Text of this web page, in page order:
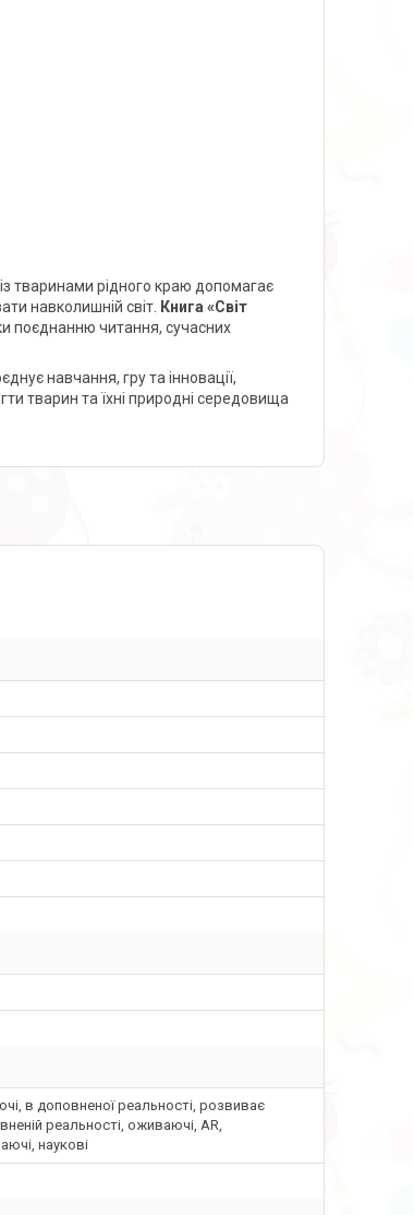
тваринами рідного краю допомагає
навколишній світ. Книга «Світ
поєднанню читання, сучасних
навчання, гру та інновації,
тварин та їхні природні середовища
в доповненої реальності, розвиває
реальності, оживаючі, AR,
наукові